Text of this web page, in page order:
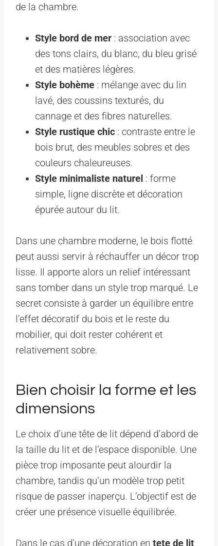
de la chambre.
Style bord de mer : association avec
des tons clairs, du blanc, du bleu grisé
et des matières légères.
Style bohème : mélange avec du lin
lavé, des coussins texturés, du
cannage et des fibres naturelles.
Style rustique chic : contraste entre le
bois brut, des meubles sobres et des
couleurs chaleureuses.
Style minimaliste naturel : forme
simple, ligne discrète et décoration
épurée autour du lit.
Dans une chambre moderne, le bois flotté
peut aussi servir à réchauffer un décor trop
lisse. Il apporte alors un relief intéressant
sans tomber dans un style trop marqué. Le
secret consiste à garder un équilibre entre
l’effet décoratif du bois et le reste du
mobilier, qui doit rester cohérent et
relativement sobre.
Bien choisir la forme et les
dimensions
Le choix d’une tête de lit dépend d’abord de
la taille du lit et de l’espace disponible. Une
pièce trop imposante peut alourdir la
chambre, tandis qu’un modèle trop petit
risque de passer inaperçu. L’objectif est de
créer une présence visuelle équilibrée.
Dans le cas d’une décoration en tete de lit